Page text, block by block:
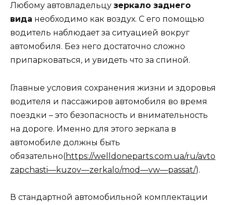
Любому автовладельцу зеркало заднего
вида необходимо как воздух. С его помощью
водитель наблюдает за ситуацией вокруг
автомобиля. Без него достаточно сложно
припарковаться, и увидеть что за спиной.
Главные условия сохранения жизни и здоровья
водителя и пассажиров автомобиля во время
поездки – это безопасность и внимательность
на дороге. Именно для этого зеркала в
автомобиле должны быть
обязательно(https://welldoneparts.com.ua/ru/avto
zapchasti—kuzov—zerkalo/mod—vw—passat/).
В стандартной автомобильной комплектации